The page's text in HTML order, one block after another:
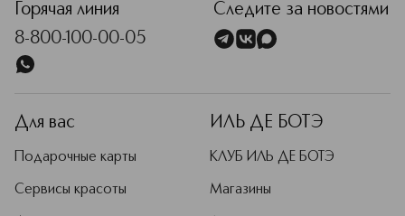
Горячая линия
8-800-100-00-05
Следите за новостями
Для вас
Подарочные карты
Сервисы красоты
ИЛЬ ДЕ БОТЭ
КЛУБ ИЛЬ ДЕ БОТЭ
Магазины